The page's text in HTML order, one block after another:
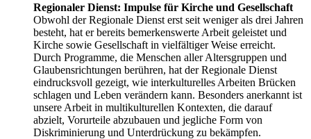
Regionaler Dienst: Impulse für Kirche und Gesellschaft
Obwohl der Regionale Dienst erst seit weniger als drei Jahren
besteht, hat er bereits bemerkenswerte Arbeit geleistet und
Kirche sowie Gesellschaft in vielfältiger Weise erreicht.
Durch Programme, die Menschen aller Altersgruppen und
Glaubensrichtungen berühren, hat der Regionale Dienst
eindrucksvoll gezeigt, wie interkulturelles Arbeiten Brücken
schlagen und Leben verändern kann. Besonders anerkannt ist
unsere Arbeit in multikulturellen Kontexten, die darauf
abzielt, Vorurteile abzubauen und jegliche Form von
Diskriminierung und Unterdrückung zu bekämpfen.